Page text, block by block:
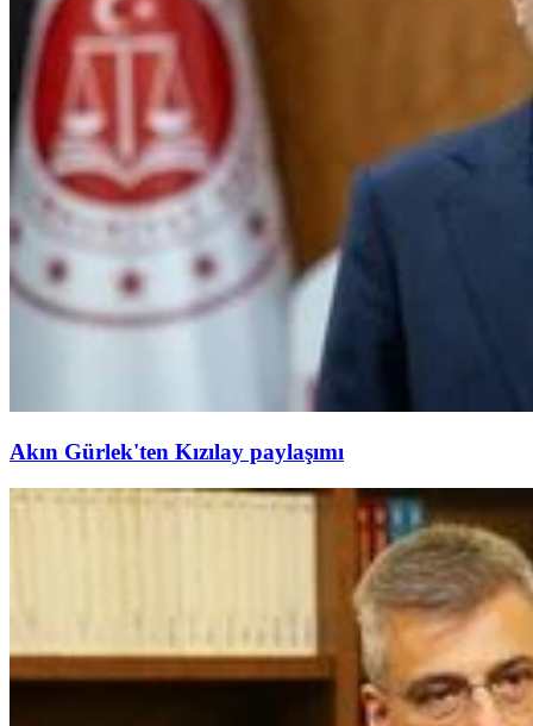
Akın Gürlek'ten Kızılay paylaşımı